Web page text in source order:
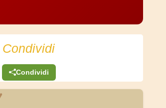
Condividi
Condividi